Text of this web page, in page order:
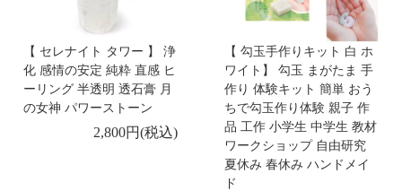
【 糸魚川翡翠 勾玉 大 獣型 】 【 佐渡赤玉石 10mm
ブレスレット 】
2/26
-新着商品 -
【 出雲石／碧玉 勾玉 AA 中 マクラメ編みペンダン
ト 】
【 セレナイト タワー 】 浄
化 感情の安定 純粋 直感 ヒ
ーリング 半透明 透石膏 月
の女神 パワーストーン
2,800円(税込)
【 勾玉手作りキット 白 ホ
ワイト】 勾玉 まがたま 手
作り 体験キット 簡単 おう
ちで勾玉作り体験 親子 作
品 工作 小学生 中学生 教材
ワークショップ 自由研究
夏休み 春休み ハンドメイ
ド